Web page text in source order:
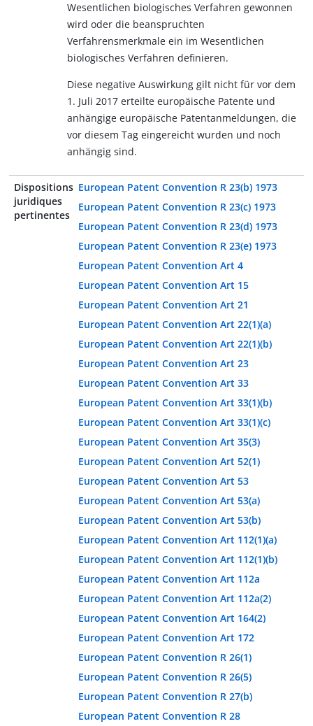
Wesentlichen biologisches Verfahren gewonnen
wird oder die beanspruchten
Verfahrensmerkmale ein im Wesentlichen
biologisches Verfahren definieren.
Diese negative Auswirkung gilt nicht für vor dem
1. Juli 2017 erteilte europäische Patente und
anhängige europäische Patentanmeldungen, die
vor diesem Tag eingereicht wurden und noch
anhängig sind.
Dispositions
juridiques
pertinentes
European Patent Convention R 23(b) 1973
European Patent Convention R 23(c) 1973
European Patent Convention R 23(d) 1973
European Patent Convention R 23(e) 1973
European Patent Convention Art 4
European Patent Convention Art 15
European Patent Convention Art 21
European Patent Convention Art 22(1)(a)
European Patent Convention Art 22(1)(b)
European Patent Convention Art 23
European Patent Convention Art 33
European Patent Convention Art 33(1)(b)
European Patent Convention Art 33(1)(c)
European Patent Convention Art 35(3)
European Patent Convention Art 52(1)
European Patent Convention Art 53
European Patent Convention Art 53(a)
European Patent Convention Art 53(b)
European Patent Convention Art 112(1)(a)
European Patent Convention Art 112(1)(b)
European Patent Convention Art 112a
European Patent Convention Art 112a(2)
European Patent Convention Art 164(2)
European Patent Convention Art 172
European Patent Convention R 26(1)
European Patent Convention R 26(5)
European Patent Convention R 27(b)
European Patent Convention R 28